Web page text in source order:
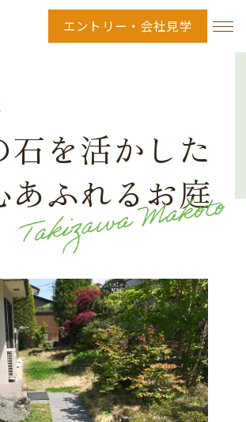
エントリー・会社見学
石を活かした
あふれるお庭